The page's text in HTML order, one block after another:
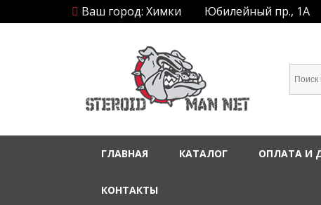
Ваш город: Химки Юбилейный пр., 1А
ГЛАВНАЯ КАТАЛОГ ОПЛАТА И
КОНТАКТЫ